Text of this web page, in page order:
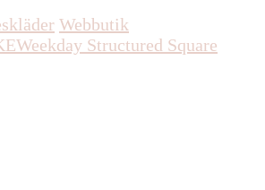
Webbutik
Weekday Structured Square